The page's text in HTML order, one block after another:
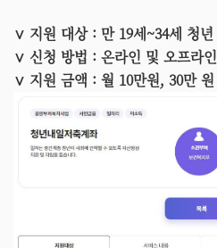
∨ 지원 대상 : 만 19세~34세 청년
∨ 신청 방법 : 온라인 및 오프라인
∨ 지원 금액 : 월 10만원, 30만 원